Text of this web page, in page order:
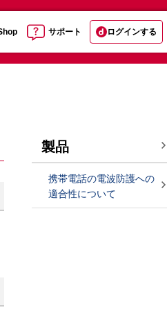
サポート ログインする
製品
携帯電話の電波防護への
適合性について